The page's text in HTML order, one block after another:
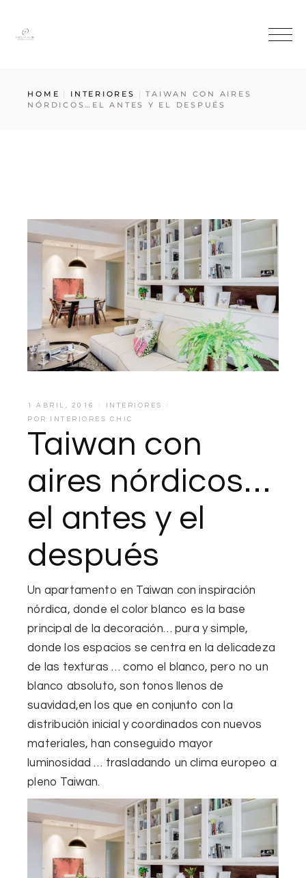
HOME INTERIORES
TAIWAN CON AIRES
NÓRDICOS…EL ANTES Y EL DESPUÉS
1 ABRIL, 2016
INTERIORES
POR
INTERIORES CHIC
Taiwan con
aires nórdicos…
el antes y el
después
Un apartamento en Taiwan con inspiración
nórdica, donde el color blanco es la base
principal de la decoración…pura y simple,
donde los espacios se centra en la delicadeza
de las texturas … como el blanco, pero no un
blanco absoluto, son tonos llenos de
suavidad,en los que en conjunto con la
distribución inicial y coordinados con nuevos
materiales, han conseguido mayor
luminosidad … trasladando unclima europeo a
pleno Taiwan.